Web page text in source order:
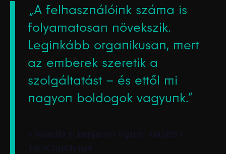
„A felhasználóink száma is
folyamatosan növekszik.
Leginkább organikusan, mert
az emberek szeretik a
szolgáltatást – és ettől mi
nagyon boldogok vagyunk.”
– mondta el Benjamin Viguier alapító a
TechCrunch-nak.